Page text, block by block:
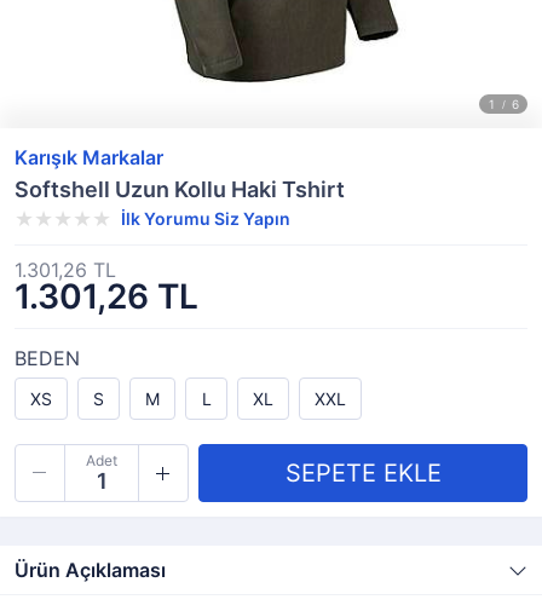
Karışık Markalar
Softshell Uzun Kollu Haki Tshirt
İlk Yorumu Siz Yapın
1.301,26 TL
1.301,26 TL
BEDEN
XS S M L XL XXL
Adet
Ürün Açıklaması